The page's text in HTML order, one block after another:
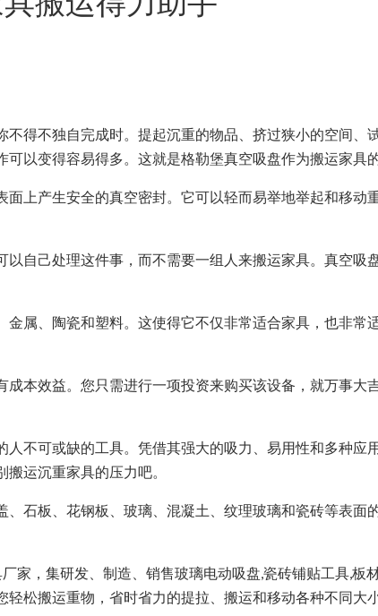
得不独自完成时。提起沉重的物品、挤过狭小的空间、
以变得容易得多。这就是格勒堡真空吸盘作为搬运家具
上产生安全的真空密封。它可以轻而易举地举起和移动
自己处理这件事，而不需要一组人来搬运家具。真空吸
属、陶瓷和塑料。这使得它不仅非常适合家具，也非常
本效益。您只需进行一项投资来购买该设备，就万事大
不可或缺的工具。凭借其强大的吸力、易用性和多种应
运沉重家具的压力吧。
石板、花钢板、玻璃、混凝土、纹理玻璃和瓷砖等表面
家，集研发、制造、销售玻璃电动吸盘,瓷砖铺贴工具,板
松搬运重物，省时省力的提拉、搬运和移动各种不同大小